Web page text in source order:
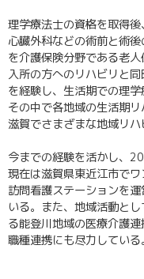
理学療法士の資格を取得後
心臓外科などの術前と術
を介護保険分野である老
入所の方へのリハビリと
を経験し、生活期での理
その中で各地域の生活期
滋賀でさまざまな地域リハ
今までの経験を活かし、
現在は滋賀県東近江市で
訪問看護ステーションを
いる。また、地域活動と
る能登川地域の医療介護
職種連携にも尽力している。